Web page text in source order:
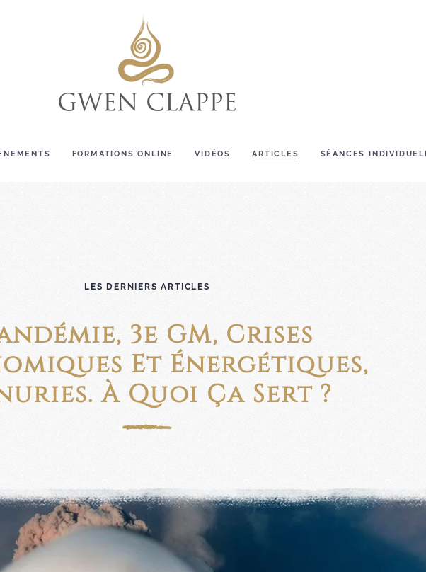
FORMATIONS ONLINE VIDÉOS ARTICLES SÉANCES
LES DERNIERS ARTICLES
3e GM, Crises
Et Énergétiques,
À Quoi Ça Sert ?